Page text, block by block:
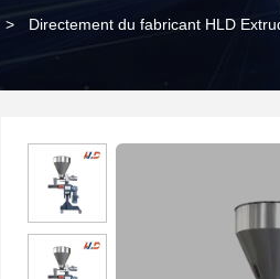
> Directement du fabricant HLD